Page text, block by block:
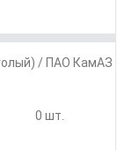
/ ПАО КамАЗ
0 шт.